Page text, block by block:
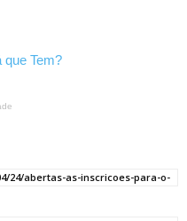
que Tem?
24/abertas-as-inscricoes-para-o-